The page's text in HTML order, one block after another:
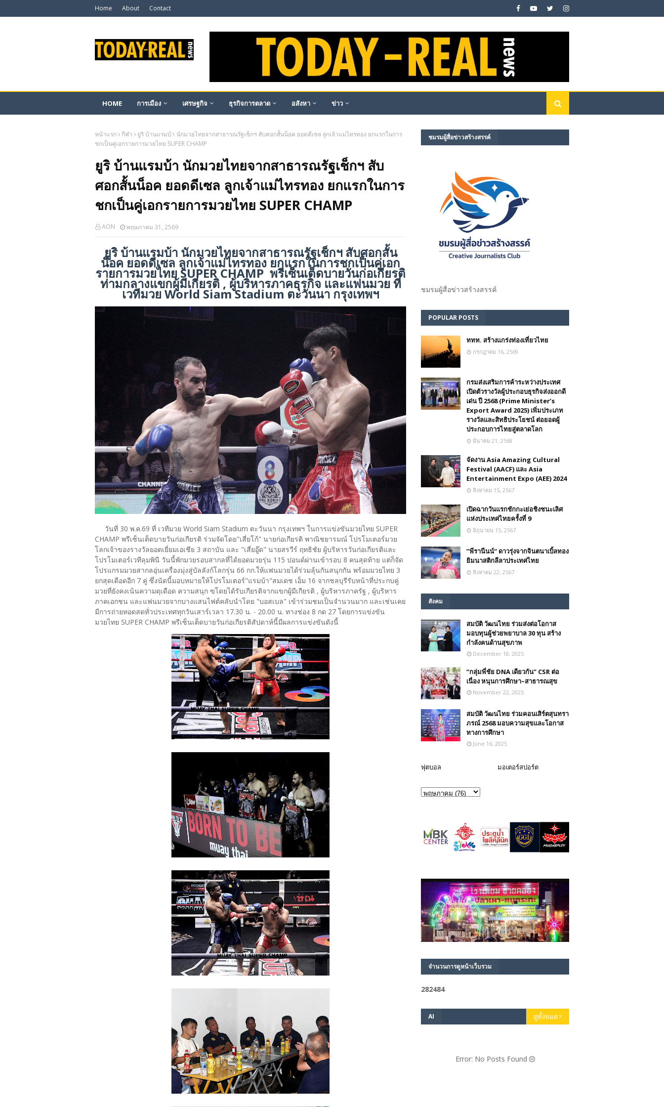
Home About Contact
HOME การเมือง เศรษฐกิจ ธุรกิจการตลาด อสังหา ข่าว
หน้าแรก กีฬา
ยูริ บ้านแรมบ้า นักมวยไทยจากสาธารณรัฐเช็กฯ สับศอกสั้นน็อค ยอดดีเซล ลูกเจ้าแม่ไทรทอง ยกแรกในการ
ชกเป็นคู่เอกรายการมวยไทย SUPER CHAMP
ยูริ บ้านแรมบ้า นักมวยไทยจากสาธารณรัฐเช็กฯ สับ
ศอกสั้นน็อค ยอดดีเซล ลูกเจ้าแม่ไทรทอง ยกแรกในการ
ชกเป็นคู่เอกรายการมวยไทย SUPER CHAMP
AON พฤษภาคม 31, 2569
ยูริ บ้านแรมบ้า นักมวยไทยจากสาธารณรัฐเช็กฯ สับศอกสั้น
น็อค ยอดดีเซล ลูกเจ้าแม่ไทรทอง ยกแรกในการชกเป็นคู่เอก
รายการมวยไทย SUPER CHAMP พรีเซ็นเต็ดบายวันก่อเกียรติ
ท่ามกลางแขกผู้มีเกียรติ , ผู้บริหารภาคธุรกิจ และแฟนมวย ที่
เวทีมวย World Siam Stadium ตะวันนา กรุงเทพฯ
วันที่ 30 พ.ค.69 ที่ เวทีมวย World Siam Stadium ตะวันนา กรุงเทพฯ ในการแข่งขันมวยไทย SUPER
CHAMP พรีเซ็นเต็ดบายวันก่อเกียรติ ร่วมจัดโดย"เสี่ยโก้" นายก่อเกียรติ พาณิชยารมณ์ โปรโมเตอร์มวย
โลกเจ้าของรางวัลยอดเยี่ยมเอเชีย 3 สถาบัน และ "เสี่ยอู๊ด" นายสรวีร์ ฤทธิชัย ผู้บริหารวันก่อเกียรติและ
โปรโมเตอร์เวทีลุมพินี วันนี้พักมวยรอบสากลที่ได้ยอดมวยรุ่น 115 ปอนด์ผ่านเข้ารอบ 8 คนสุดท้าย แต่ก็จัด
โปรแกรมมวยสากลอุ่นเครื่องมุ่งสู่บัลลังก์โลกรุ่น 66 กก.ให้แฟนมวยได้ร่วมลุ้นกันสนุกกัน พร้อมมวยไทย 3
ยกสุดเดือดอีก 7 คู่ ซึ่งนัดนี้มอบหมายให้โปรโมเตอร์"แรมบ้า"สมเดช เอ็ม 16 จากชลบุรีรับหน้าที่ประกบคู่
มวยที่ยังคงเน้นความดุเดือด ความสนุก ฃโดยได้รับเกียรติจากแขกผู้มีเกียรติ , ผู้บริหารภาครัฐ , ผู้บริหาร
ภาคเอกชน และแฟนมวยจากบางแสนไฟต์คลับนำโดย "บอสเบล" เข้าร่วมชมเป็นจำนวนมาก และเช่นเคย
มีการถ่ายทอดสดทั่วประเทศทุกวันเสาร์เวลา 17.30 น. - 20.00 น. ทางช่อง 8 กด 27 โดยการแข่งขัน
มวยไทย SUPER CHAMP พรีเซ็นเต็ดบายวันก่อเกียรติสัปดาห์นี้มีผลการแข่งขันดังนี้
ชมรม​ผู้สื่อข่าวสร้างสรรค์​
ชมรม​ผู้สื่อข่าวสร้างสรรค์​
POPULAR POSTS
ททท. สร้างแกร่งท่องเที่ยวไทย
กรกฎาคม 16, 2569
กรมส่งเสริมการค้าระหว่างประเทศ
เปิดตัวรางวัลผู้ประกอบธุรกิจส่งออกดี
เด่น ปี 2568 (Prime Minister’s
Export Award 2025) เพิ่มประเภท
รางวัลและสิทธิประโยชน์ ต่อยอดผู้
ประกอบการไทยสู่ตลาดโลก
มีนาคม 21, 2568
จัดงาน Asia Amazing Cultural
Festival (AACF) และ Asia
Entertainment Expo (AEE) 2024
สิงหาคม 15, 2567
เปิดฉากวันแรกชักกะเย่อชิงชนะเลิศ
แห่งประเทศไทยครั้งที่ 9
มิถุนายน 15, 2567
”พีรานีนน์“​ ดาวรุ่งจากจินตนาเบิ้ลทอง
ยิมนาสติกลีลาประเทศไทย
สิงหาคม 22, 2567
สังคม
สมบัติ วัฒนไทย ร่วมส่งต่อโอกาส
มอบทุนผู้ช่วยพยาบาล 30 ทุน สร้าง
กำลังคนด้านสุขภาพ
December 18, 2025
“กลุ่มพี่ชัย DNA เดียวกัน” CSR ต่อ
เนื่อง หนุนการศึกษา–สาธารณสุข
November 22, 2025
สมบัติ วัฒนไทย ร่วมคอนเสิร์ตสุนทรา
ภรณ์ 2568 มอบความสุขและโอกาส
ทางการศึกษา
June 16, 2025
ฟุตบอล มอเตอร์สปอร์ต
จำนวนการดูหน้าเว็บรวม
282484
AI ดูทั้งหมด
Error: No Posts Found